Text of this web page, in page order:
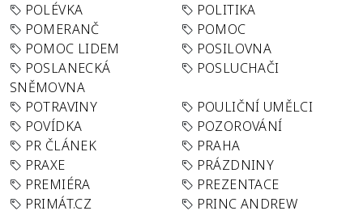
POLÉVKA
POLITIKA
POMERANČ
POMOC
POMOC LIDEM
POSILOVNA
POSLANECKÁ
SNĚMOVNA
POSLUCHAČI
POTRAVINY
POULIČNÍ UMĚLCI
POVÍDKA
POZOROVÁNÍ
PR ČLÁNEK
PRAHA
PRAXE
PRÁZDNINY
PREMIÉRA
PREZENTACE
PRIMÁT.CZ
PRINC ANDREW